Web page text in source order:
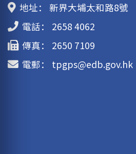
地址：
新界大埔太和路8號
電話：
2658 4062
傳真：
2650 7109
電郵：
tpgps@edb.gov.hk